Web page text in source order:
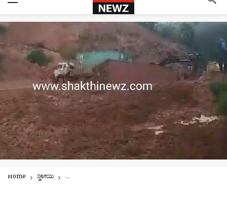
Home ಸ್ಥಳೀಯ ಮರಣ ಮೃದಂಗ ಬಾರಿಸುತ್ತಿರುವ ಮಾರೇನಹಳ್ಳಿ!! ಮತ್ತೆ ಭಾರೀ ಭೂಕುಸಿತ: